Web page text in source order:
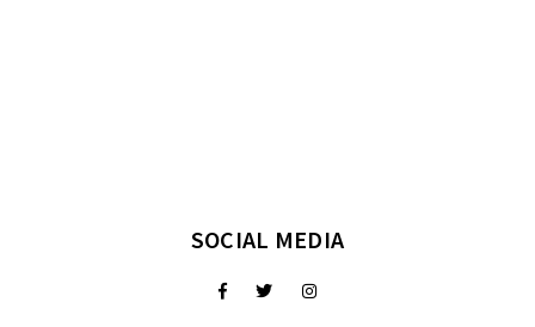
SOCIAL MEDIA